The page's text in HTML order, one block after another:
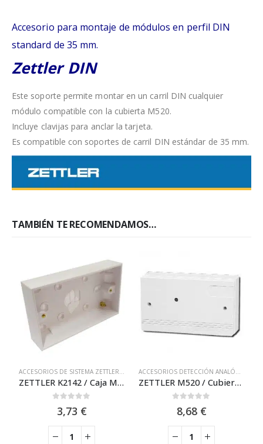
Accesorio para montaje de módulos en perfil DIN
standard de 35 mm.
Zettler DIN
Este soporte permite montar en un carril DIN cualquier
módulo compatible con la cubierta M520.
Incluye clavijas para anclar la tarjeta.
Es compatible con soportes de carril DIN estándar de 35 mm.
TAMBIÉN TE RECOMENDAMOS…
ACCESORIOS DE SISTEMA ZETTLER
,ACCESORIOS DETECCIÓN ANALÓGICA,
ZETTLER K2142 / Caja MK de plástico blanco para montaje en superficie
3,73 €
ACCESORIOS DETECCIÓN ANALÓGICA
ZETTLER M520 / Cubierta auxiliar
8,68 €